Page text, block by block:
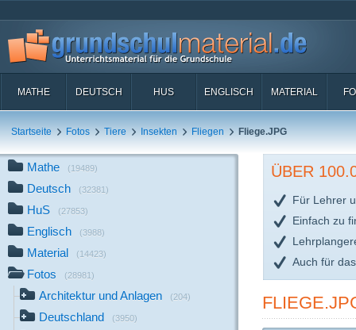
MATHE DEUTSCH HUS ENGLISCH MATERIAL
Startseite Fotos Tiere Insekten Fliegen Fliege.JPG
Mathe (19489)
Deutsch (32381)
HuS (27853)
Englisch (3988)
Material (14423)
Fotos (28981)
Architektur und Anlagen (204)
Deutschland (3950)
ÜBER
Für Lehrer
Einfach zu
Auch für